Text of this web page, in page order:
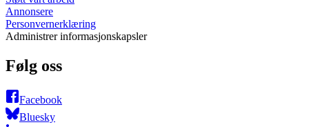
Annonsere
Personvernerklæring
Administrer informasjonskapsler
Følg oss
Facebook
Bluesky